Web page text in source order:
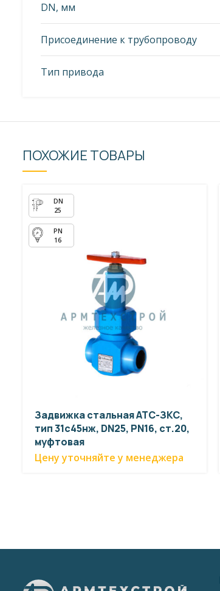
DN, мм
Присоединение к трубопроводу
Тип привода
ПОХОЖИЕ ТОВАРЫ
25
16
Задвижка стальная АТС-ЗКС,
тип 31с45нж, DN25, PN16, ст.20,
муфтовая
Цену уточняйте у менеджера